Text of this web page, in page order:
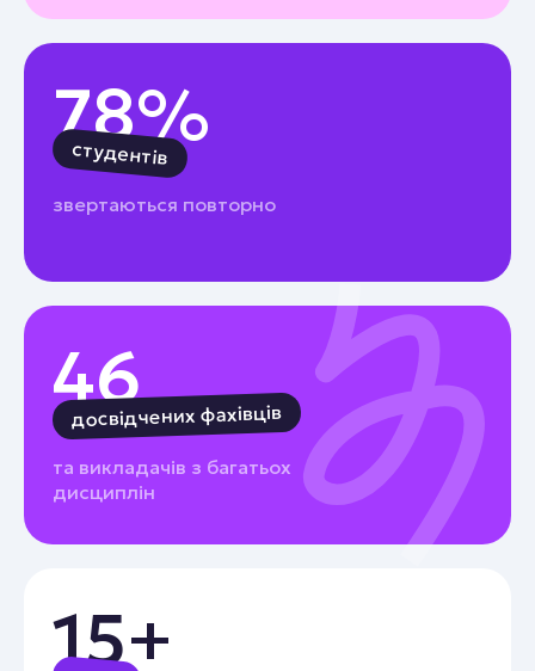
78%
студентів
звертаються повторно
46
досвідчених фахівців
та викладачів з багатьох
дисциплін
15+